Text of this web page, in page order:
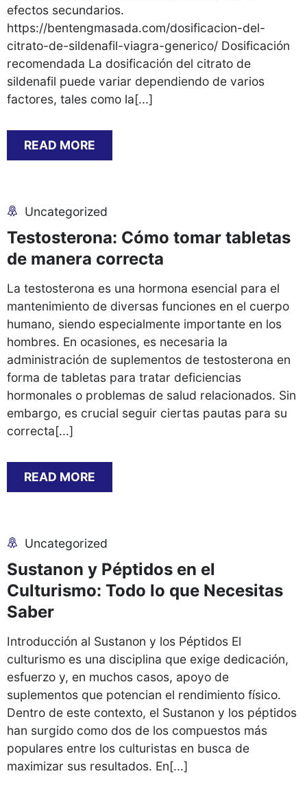
efectos secundarios.
https://bentengmasada.com/dosificacion-del-
citrato-de-sildenafil-viagra-generico/ Dosificación
recomendada La dosificación del citrato de
sildenafil puede variar dependiendo de varios
factores, tales como la[...]
READ MORE
Uncategorized
Testosterona: Cómo tomar tabletas
de manera correcta
La testosterona es una hormona esencial para el
mantenimiento de diversas funciones en el cuerpo
humano, siendo especialmente importante en los
hombres. En ocasiones, es necesaria la
administración de suplementos de testosterona en
forma de tabletas para tratar deficiencias
hormonales o problemas de salud relacionados. Sin
embargo, es crucial seguir ciertas pautas para su
correcta[...]
READ MORE
Uncategorized
Sustanon y Péptidos en el
Culturismo: Todo lo que Necesitas
Saber
Introducción al Sustanon y los Péptidos El
culturismo es una disciplina que exige dedicación,
esfuerzo y, en muchos casos, apoyo de
suplementos que potencian el rendimiento físico.
Dentro de este contexto, el Sustanon y los péptidos
han surgido como dos de los compuestos más
populares entre los culturistas en busca de
maximizar sus resultados. En[...]